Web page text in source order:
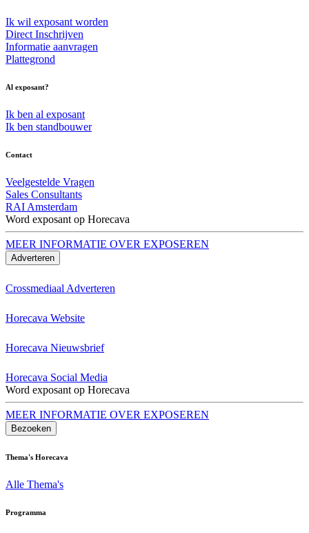
Ik wil exposant worden
Direct Inschrijven
Informatie aanvragen
Plattegrond
Al exposant?
Ik ben al exposant
Ik ben standbouwer
Contact
Veelgestelde Vragen
Sales Consultants
RAI Amsterdam
Word exposant op Horecava
MEER INFORMATIE OVER EXPOSEREN
Adverteren
Crossmediaal Adverteren
Horecava Website
Horecava Nieuwsbrief
Horecava Social Media
Word exposant op Horecava
MEER INFORMATIE OVER EXPOSEREN
Bezoeken
Thema's Horecava
Alle Thema's
Programma